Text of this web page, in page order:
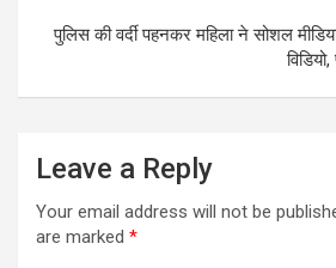
पुलिस की वर्दी पहनकर महिला ने सोशल
Leave a Reply
Your email address will not be
are marked *